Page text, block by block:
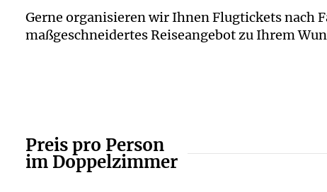
Gerne organisieren wir Ihnen Flugtickets nach
maßgeschneidertes Reiseangebot zu Ihrem
Preis pro Person
im Doppelzimmer